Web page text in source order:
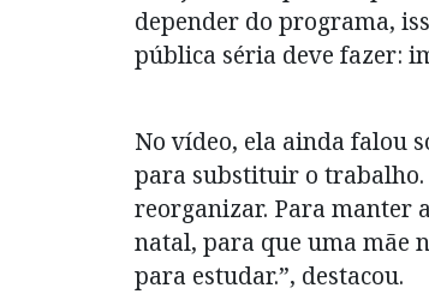
depender do programa,
pública séria deve fazer:
No vídeo, ela ainda falou
para substituir o
reorganizar. Para manter
natal, para que uma mãe
para estudar.”, destacou.